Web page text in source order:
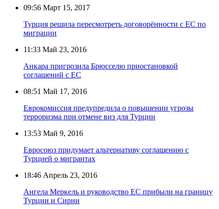
09:56 Март 15, 2017
Турция решила пересмотреть договорённости с ЕС по
миграции
11:33 Май 23, 2016
Анкара пригрозила Брюсселю приостановкой
соглашений с ЕС
08:51 Май 17, 2016
Еврокомиссия предупредила о повышении угрозы
терроризма при отмене виз для Турции
13:53 Май 9, 2016
Евросоюз придумает альтернативу соглашению с
Турцией о мигрантах
18:46 Апрель 23, 2016
Ангела Меркель и руководство ЕС прибыли на границу
Турции и Сирии